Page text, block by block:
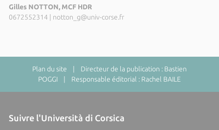
Gilles NOTTON, MCF HDR
0672552314
notton_g@univ-corse.fr
Plan du site | Directeur de la publication : Bastien
POGGI | Responsable éditorial : Rachel BAILE
Suivre l'Università di Corsica